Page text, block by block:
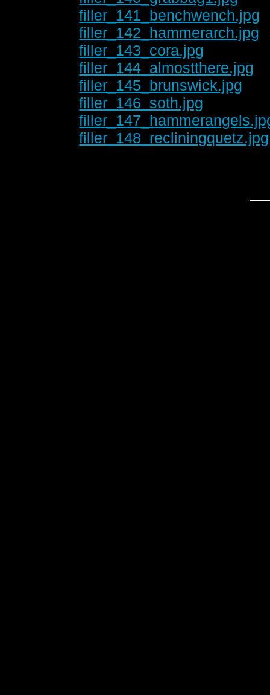
filler_141_benchwench.jpg
filler_142_hammerarch.jpg
filler_143_cora.jpg
filler_144_almostthere.jpg
filler_145_brunswick.jpg
filler_146_soth.jpg
filler_148_recliningquetz.jpg